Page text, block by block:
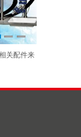
关配件来
1 2